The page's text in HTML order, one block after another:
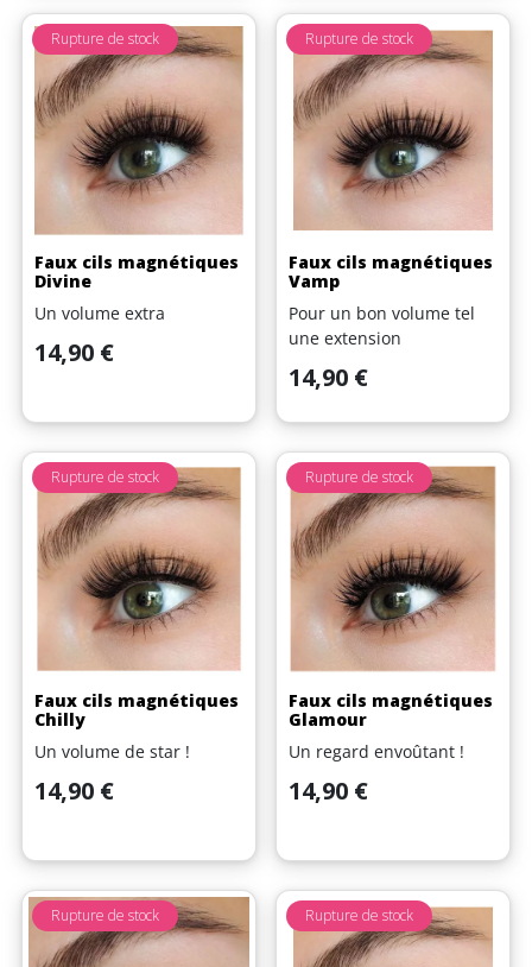
Faux cils magnétiques
Divine
Un volume extra
Prix
14,90 €
Rupture de stock
Faux cils magnétiques
Vamp
Pour un bon volume tel
une extension
Prix
14,90 €
Rupture de stock
Faux cils magnétiques
Chilly
Un volume de star !
Prix
14,90 €
Rupture de stock
Faux cils magnétiques
Glamour
Un regard envoûtant !
Prix
14,90 €
Rupture de stock
Rupture de stock Rupture de stock